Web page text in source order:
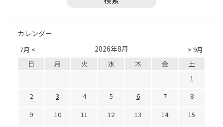
カレンダー
7月 < > 9月
2026年8月
日 月 火 水 木 金
土
1
2
3 4 5 6 7
8
9
10 11 12 13 14
15